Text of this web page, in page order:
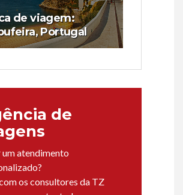
de viagem:
Portugal
de
um atendimento
os consultores da TZ